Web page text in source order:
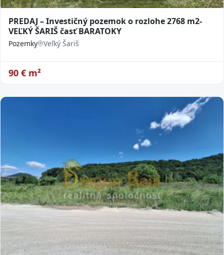
PREDAJ – Investičný pozemok o rozlohe 2768 m2-
VEĽKÝ ŠARIŠ časť BARATOKY
Pozemky Veľký Šariš
90 € m²